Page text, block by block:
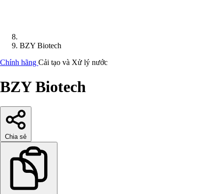
BZY Biotech
Chính hãng Cải tạo và Xử lý nước
BZY Biotech
Chia sẻ